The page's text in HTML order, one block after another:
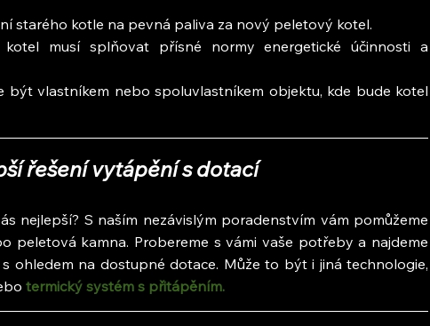
starého kotle na pevná paliva za nový peletový kotel.
kotel musí splňovat přísné normy energetické účinnosti a
být vlastníkem nebo spoluvlastníkem objektu, kde bude kotel
řešení vytápění s dotací
nejlepší? S naším nezávislým poradenstvím vám pomůžeme
peletová kamna. Probereme s vámi vaše potřeby a najdeme
ohledem na dostupné dotace. Může to být i jiná technologie,
termický systém s přitápěním.